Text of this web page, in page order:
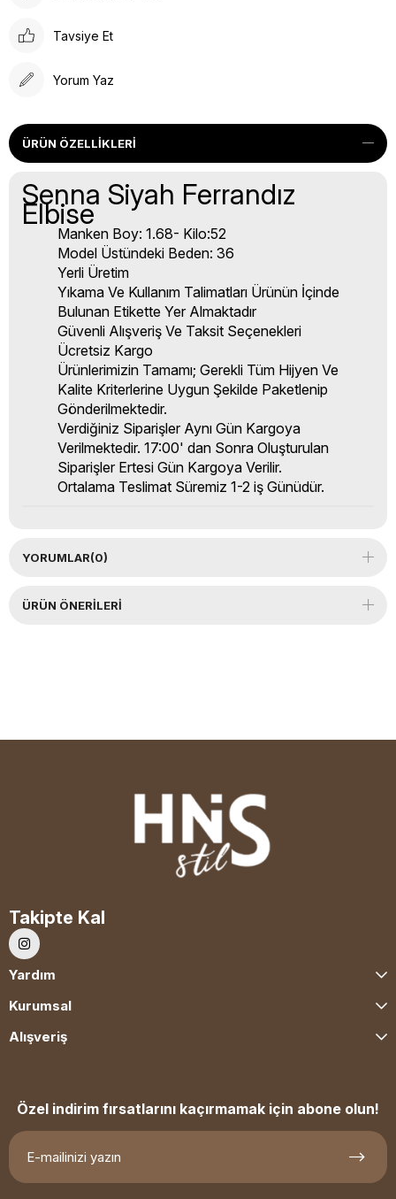
Tavsiye Et
Yorum Yaz
ÜRÜN ÖZELLIKLERI
Senna Siyah Ferrandız
Elbise
Manken Boy: 1.68- Kilo:52
Model Üstündeki Beden: 36
Yerli Üretim
Yıkama Ve Kullanım Talimatları Ürünün İçinde
Bulunan Etikette Yer Almaktadır
Güvenli Alışveriş Ve Taksit Seçenekleri
Ücretsiz Kargo
Ürünlerimizin Tamamı; Gerekli Tüm Hijyen Ve
Kalite Kriterlerine Uygun Şekilde Paketlenip
Gönderilmektedir.
Verdiğiniz Siparişler Aynı Gün Kargoya
Verilmektedir. 17:00' dan Sonra Oluşturulan
Siparişler Ertesi Gün Kargoya Verilir.
Ortalama Teslimat Süremiz 1-2 iş Günüdür.
YORUMLAR(0)
ÜRÜN ÖNERILERI
Takipte Kal
Yardım
Kurumsal
Alışveriş
Özel indirim fırsatlarını kaçırmamak için abone olun!